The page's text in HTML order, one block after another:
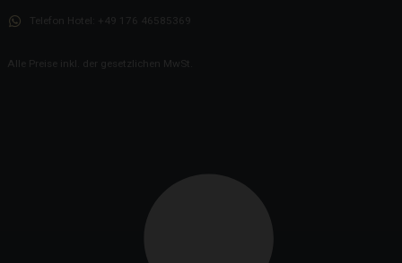
Telefon Hotel: +49 176 46585369
Alle Preise inkl. der gesetzlichen MwSt.